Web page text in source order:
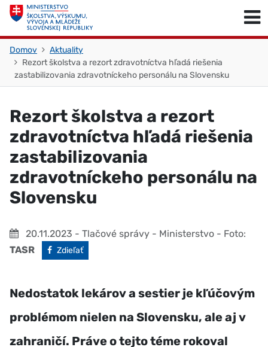
Skočiť na obsah
Domov
Aktuality
Rezort školstva a rezort zdravotníctva hľadá riešenia
zastabilizovania zdravotníckeho personálu na Slovensku
Rezort školstva a rezort
zdravotníctva hľadá riešenia
zastabilizovania
zdravotníckeho personálu na
Slovensku
20.11.2023 - Tlačové správy - Ministerstvo - Foto:
TASR
Facebook
Zdieľať
Nedostatok lekárov a sestier je kľúčovým
problémom nielen na Slovensku, ale aj v
zahraničí. Práve o tejto téme rokoval
Skočiť na začiatok stránky